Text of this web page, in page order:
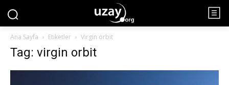
Ana Sayfa Etiketler Virgin orbit
Tag: virgin orbit